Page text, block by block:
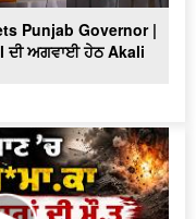
Punjab Governor |
ਦੀ ਅਗਵਾਈ ਹੇਠ Akali